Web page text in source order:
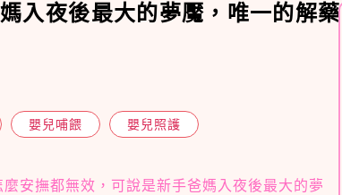
入夜後最大的夢魘，唯一的解藥
嬰兒哺餵 嬰兒照護
安撫都無效，可說是新手爸媽入夜後最大的夢